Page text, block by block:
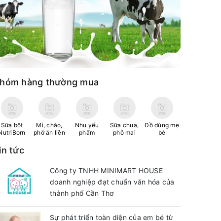
hàng thường mua
Sữa bột
Mì, cháo,
phở ăn liền
Nhu yếu
phẩm
Sữa chua,
phô mai
Đồ dùng mẹ
bé
tức
Công ty TNHH MINIMART HOUSE
doanh nghiệp đạt chuẩn văn hóa của
thành phố Cần Thơ
Sự phát triển toàn diện của em bé từ